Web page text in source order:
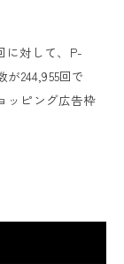
に対して、P-
244,955回で
ッピング広告枠